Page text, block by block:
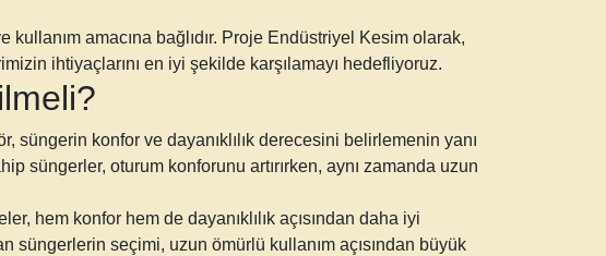
amacına bağlıdır. Proje Endüstriyel Kesim olarak,
ihtiyaçlarını en iyi şekilde karşılamayı hedefliyoruz.
konfor ve dayanıklılık derecesini belirlemenin yanı
süngerler, oturum konforunu artırırken, aynı zamanda uzun
hem konfor hem de dayanıklılık açısından daha iyi
seçimi, uzun ömürlü kullanım açısından büyük